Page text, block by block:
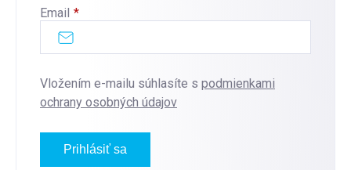
Email
Vložením e-mailu súhlasíte s podmienkami
ochrany osobných údajov
Prihlásiť sa